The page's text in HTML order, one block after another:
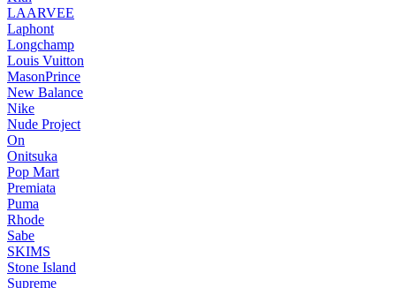
LAARVEE
Laphont
Longchamp
Louis Vuitton
MasonPrince
New Balance
Nike
Nude Project
On
Onitsuka
Pop Mart
Premiata
Puma
Rhode
Sabe
SKIMS
Stone Island
Supreme